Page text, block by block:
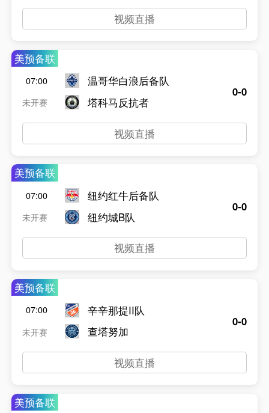
视频直播
美预备联
07:00
未开赛
温哥华白浪后备队
塔科马反抗者
0-0
视频直播
美预备联
07:00
未开赛
纽约红牛后备队
纽约城B队
0-0
视频直播
美预备联
07:00
未开赛
辛辛那提II队
查塔努加
0-0
视频直播
美预备联